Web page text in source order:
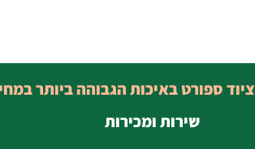
שירות ומכירות
ציוד ספורט באיכות הגבוהה ביותר